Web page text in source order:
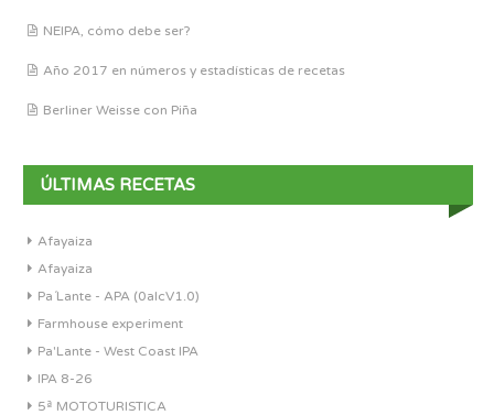
NEIPA, cómo debe ser?
Año 2017 en números y estadísticas de recetas
Berliner Weisse con Piña
ÚLTIMAS RECETAS
Afayaiza
Afayaiza
Pa´Lante - APA (0alcV1.0)
Farmhouse experiment
Pa'Lante - West Coast IPA
IPA 8-26
5ª MOTOTURISTICA